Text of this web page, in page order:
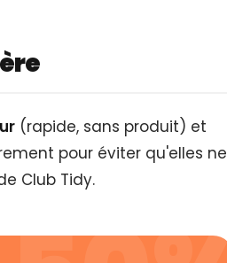
(rapide, sans produit) et
pour éviter qu'elles ne
Club Tidy.